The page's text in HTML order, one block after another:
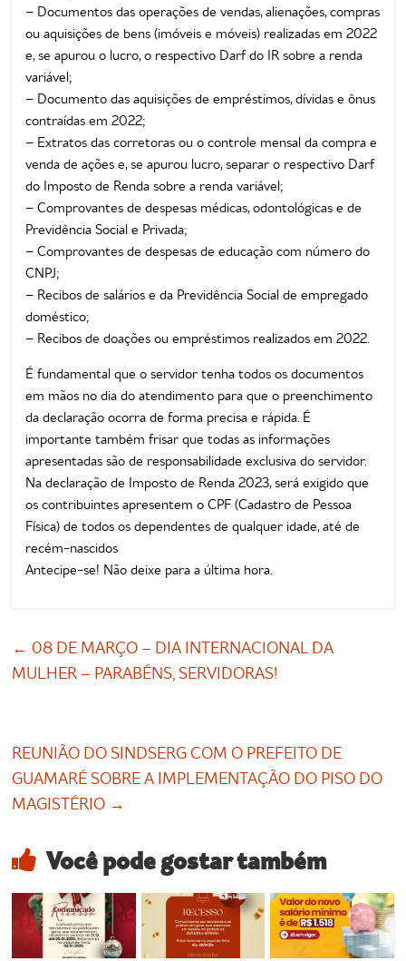
– Documentos das operações de vendas, alienações, compras
ou aquisições de bens (imóveis e móveis) realizadas em 2022
e, se apurou o lucro, o respectivo Darf do IR sobre a renda
variável;
– Documento das aquisições de empréstimos, dívidas e ônus
contraídas em 2022;
– Extratos das corretoras ou o controle mensal da compra e
venda de ações e, se apurou lucro, separar o respectivo Darf
do Imposto de Renda sobre a renda variável;
– Comprovantes de despesas médicas, odontológicas e de
Previdência Social e Privada;
– Comprovantes de despesas de educação com número do
CNPJ;
– Recibos de salários e da Previdência Social de empregado
doméstico;
– Recibos de doações ou empréstimos realizados em 2022.
É fundamental que o servidor tenha todos os documentos
em mãos no dia do atendimento para que o preenchimento
da declaração ocorra de forma precisa e rápida. É
importante também frisar que todas as informações
apresentadas são de responsabilidade exclusiva do servidor.
Na declaração de Imposto de Renda 2023, será exigido que
os contribuintes apresentem o CPF (Cadastro de Pessoa
Física) de todos os dependentes de qualquer idade, até de
recém-nascidos
Antecipe-se! Não deixe para a última hora.
← 08 DE MARÇO – DIA INTERNACIONAL DA
MULHER – PARABÉNS, SERVIDORAS!
REUNIÃO DO SINDSERG COM O PREFEITO DE
GUAMARÉ SOBRE A IMPLEMENTAÇÃO DO PISO DO
MAGISTÉRIO →
Você pode gostar também